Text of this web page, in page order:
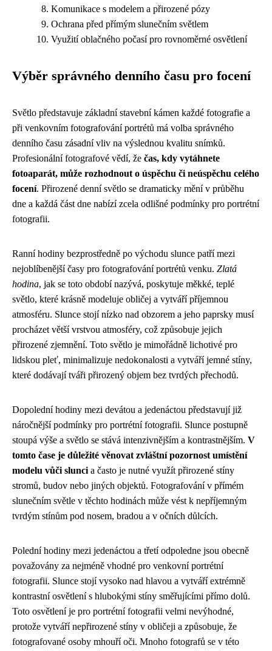
Komunikace s modelem a přirozené pózy
Ochrana před přímým slunečním světlem
Využití oblačného počasí pro rovnoměrné osvětlení
Výběr správného denního času pro focení
Světlo představuje základní stavební kámen každé fotografie a
při venkovním fotografování portrétů má volba správného
denního času zásadní vliv na výslednou kvalitu snímků.
Profesionální fotografové vědí, že čas, kdy vytáhnete
fotoaparát, může rozhodnout o úspěchu či neúspěchu celého
focení. Přirozené denní světlo se dramaticky mění v průběhu
dne a každá část dne nabízí zcela odlišné podmínky pro portrétní
fotografii.
Ranní hodiny bezprostředně po východu slunce patří mezi
nejoblíbenější časy pro fotografování portrétů venku. Zlatá
hodina, jak se toto období nazývá, poskytuje měkké, teplé
světlo, které krásně modeluje obličej a vytváří příjemnou
atmosféru. Slunce stojí nízko nad obzorem a jeho paprsky musí
procházet větší vrstvou atmosféry, což způsobuje jejich
přirozené zjemnění. Toto světlo je mimořádně lichotivé pro
lidskou pleť, minimalizuje nedokonalosti a vytváří jemné stíny,
které dodávají tváři přirozený objem bez tvrdých přechodů.
Dopolední hodiny mezi devátou a jedenáctou představují již
náročnější podmínky pro portrétní fotografii. Slunce postupně
stoupá výše a světlo se stává intenzivnějším a kontrastnějším. V
tomto čase je důležité věnovat zvláštní pozornost umístění
modelu vůči sluncia často je nutné využít přirozené stíny
stromů, budov nebo jiných objektů. Fotografování v přímém
slunečním světle v těchto hodinách může vést k nepříjemným
tvrdým stínům pod nosem, bradou a v očních důlcích.
Polední hodiny mezi jedenáctou a třetí odpoledne jsou obecně
považovány za nejméně vhodné pro venkovní portrétní
fotografii. Slunce stojí vysoko nad hlavou a vytváří extrémně
kontrastní osvětlení s hlubokými stíny směřujícími přímo dolů.
Toto osvětlení je pro portrétní fotografii velmi nevýhodné,
protože vytváří nepřirozené stíny v obličeji a způsobuje, že
fotografované osoby mhouří oči. Mnoho fotografů se v této